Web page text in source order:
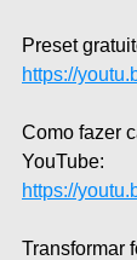
Preset
https://
Como fazer
YouTube:
https://
Transformar